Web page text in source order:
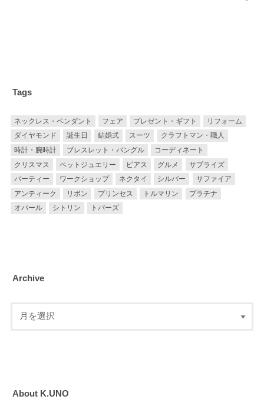
Tags
ネックレス・ペンダント フェア プレゼント・ギフト
リフォーム
ダイヤモンド
誕生日 結婚式 スーツ
クラフトマン・職人
時計・腕時計
ブレスレット・バングル
コーディネート
クリスマス
ペットジュエリー ピアス グルメ
サプライズ
パーティー
ワークショップ ネクタイ シルバー
サファイア
アンティーク
リボン プリンセス トルマリン
プラチナ
オパール
シトリン トパーズ
Archive
About K.UNO